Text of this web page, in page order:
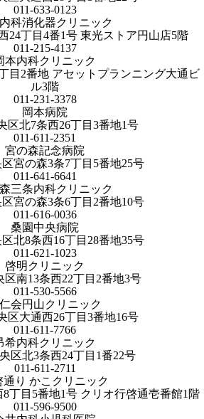
011-633-0123
科消化器クリニック
24丁目4番1号 東光ストア円山店5階
011-215-4137
本内科クリニック
目2番地 アセットプランニング大通ビ
ル3階
011-231-3378
岡本病院
区北7条西26丁目3番地1号
011-611-2351
宮の森記念病院
宮の森3条7丁目5番地25号
011-641-6641
三条内科クリニック
宮の森3条6丁目2番地10号
011-616-0036
桑園中央病院
北8条西16丁目28番地35号
011-621-1023
啓明クリニック
区南13条西22丁目2番地3号
011-530-5566
会円山クリニック
区大通西26丁目3番地16号
011-611-7766
希内科クリニック
区北3条西24丁目1番22号
011-611-2711
通り かこクリニック
丁目5番地1号 クリオ行啓通壱番館1階
011-596-9500